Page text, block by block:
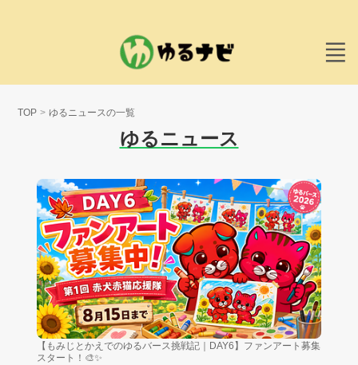
TOP ゆるニュースの一覧
ゆるニュース
【もみじとかえでのゆるバース挑戦記｜DAY6】ファンアート募集
スタート！🎨✨